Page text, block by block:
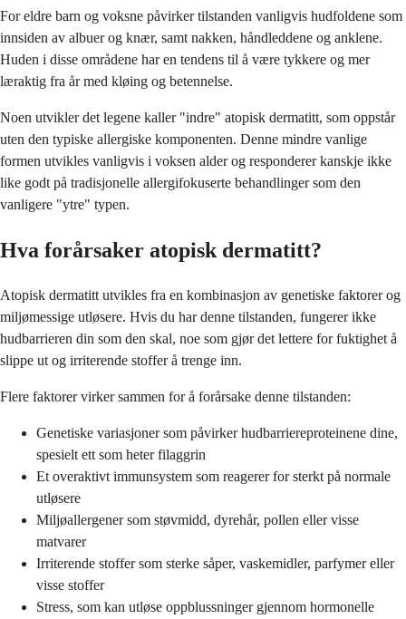
For eldre barn og voksne påvirker tilstanden vanligvis hudfoldene som
innsiden av albuer og knær, samt nakken, håndleddene og anklene.
Huden i disse områdene har en tendens til å være tykkere og mer
læraktig fra år med kløing og betennelse.
Noen utvikler det legene kaller "indre" atopisk dermatitt, som oppstår
uten den typiske allergiske komponenten. Denne mindre vanlige
formen utvikles vanligvis i voksen alder og responderer kanskje ikke
like godt på tradisjonelle allergifokuserte behandlinger som den
vanligere "ytre" typen.
Hva forårsaker atopisk dermatitt?
Atopisk dermatitt utvikles fra en kombinasjon av genetiske faktorer og
miljømessige utløsere. Hvis du har denne tilstanden, fungerer ikke
hudbarrieren din som den skal, noe som gjør det lettere for fuktighet å
slippe ut og irriterende stoffer å trenge inn.
Flere faktorer virker sammen for å forårsake denne tilstanden:
Genetiske variasjoner som påvirker hudbarriereproteinene dine,
spesielt ett som heter filaggrin
Et overaktivt immunsystem som reagerer for sterkt på normale
utløsere
Miljøallergener som støvmidd, dyrehår, pollen eller visse
matvarer
Irriterende stoffer som sterke såper, vaskemidler, parfymer eller
visse stoffer
Stress, som kan utløse oppblussninger gjennom hormonelle